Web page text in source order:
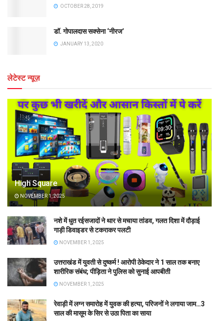
OCTOBER 28, 2019
डॉ. गोपालदास सक्सेना ‘नीरज’
JANUARY 13, 2020
लेटेस्ट न्यूज़
High Square
NOVEMBER 1, 2025
नशे में धुत रईसजादों ने थार से मचाया तांडव, गलत दिशा में दौड़ाई
गाड़ी डिवाइडर से टकराकर पलटी
NOVEMBER 1, 2025
उत्तराखंड में युवती से दुष्कर्म ! आरोपी ठेकेदार ने 1 साल तक बनाए
शारीरिक संबंध; पीड़िता ने पुलिस को सुनाई आपबीती
NOVEMBER 1, 2025
रेवाड़ी में लग्न समारोह में युवक की हत्या, परिजनों ने लगाया जाम…3
साल की मासूम के सिर से उठा पिता का साया